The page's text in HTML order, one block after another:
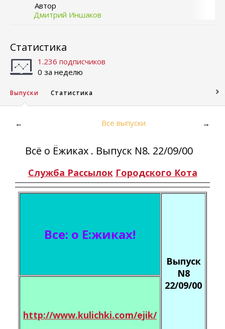
Автор
Дмитрий Иншаков
Статистика
1.236 подписчиков
0 за неделю
Выпуски Статистика
← Все выпуски →
Всё о Ёжиках . Выпуск N8. 22/09/00
Служба Рассылок Городского Кота
Всe: о E:жиках!
Выпуск
N8
22/09/00
http://www.kulichki.com/ejik/